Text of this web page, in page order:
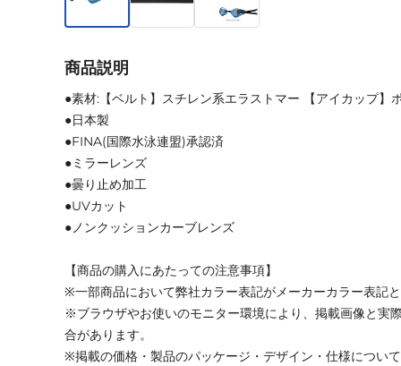
商品説明
●素材:【ベルト】スチレン系エラストマー 【アイカップ】
●日本製
●FINA(国際水泳連盟)承認済
●ミラーレンズ
●曇り止め加工
●UVカット
●ノンクッションカーブレンズ
【商品の購入にあたっての注意事項】
※一部商品において弊社カラー表記がメーカーカラー表記
※ブラウザやお使いのモニター環境により、掲載画像と実
合があります。
※掲載の価格・製品のパッケージ・デザイン・仕様につい